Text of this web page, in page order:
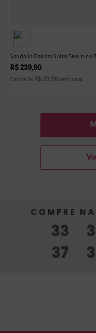
Sandália Dakota Salto Feminina
R$ 239,90
Em até 8x R$ 29,98 sem juros
33
37